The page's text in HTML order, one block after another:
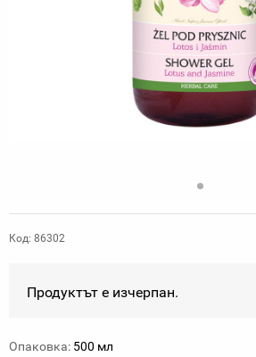
Код: 86302
Продуктът е изчерпан.
Опаковка: 500 мл